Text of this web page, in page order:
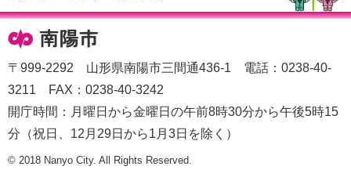
〒999-2292 山形県南陽市三間通436-1 電話：0238-40-
3211 FAX：0238-40-3242
開庁時間：月曜日から金曜日の午前8時30分から午後5時15
分（祝日、12月29日から1月3日を除く）
© 2018 Nanyo City. All Rights Reserved.